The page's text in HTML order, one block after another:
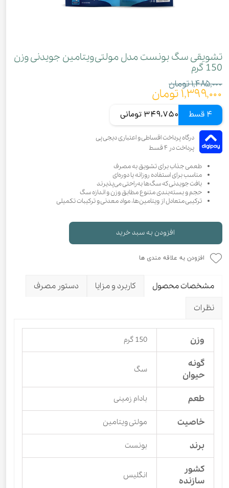
تشویقی سگ بونست مدل مولتی‌ویتامین جویدنی وزن
150 گرم
۱,۴۸۵,۰۰۰ تومان
۱,۳۹۹,۰۰۰ تومان
4 قسط 349,750 تومانی
​​​​​طعمی جذاب برای تشویق به مصرف
مناسب برای استفاده روزانه یا دوره‌ای
بافت جویدنی که سگ‌ها به‌راحتی می‌پذیرند
حجم و بسته‌بندی متنوع مطابق وزن و اندازه سگ
ترکیبی متعادل از ویتامین‌ها، مواد معدنی و ترکیبات تکمیلی
افزودن به سبد خرید
افزودن به علاقه مندی ها
مشخصات محصول کاربرد و مزایا
دستور مصرف
نظرات
وزن 150 گرم
گونه
حیوان
سگ
طعم بادام زمینی
خاصیت مولتی ویتامین
برند بونست
کشور
سازنده
انگلیس